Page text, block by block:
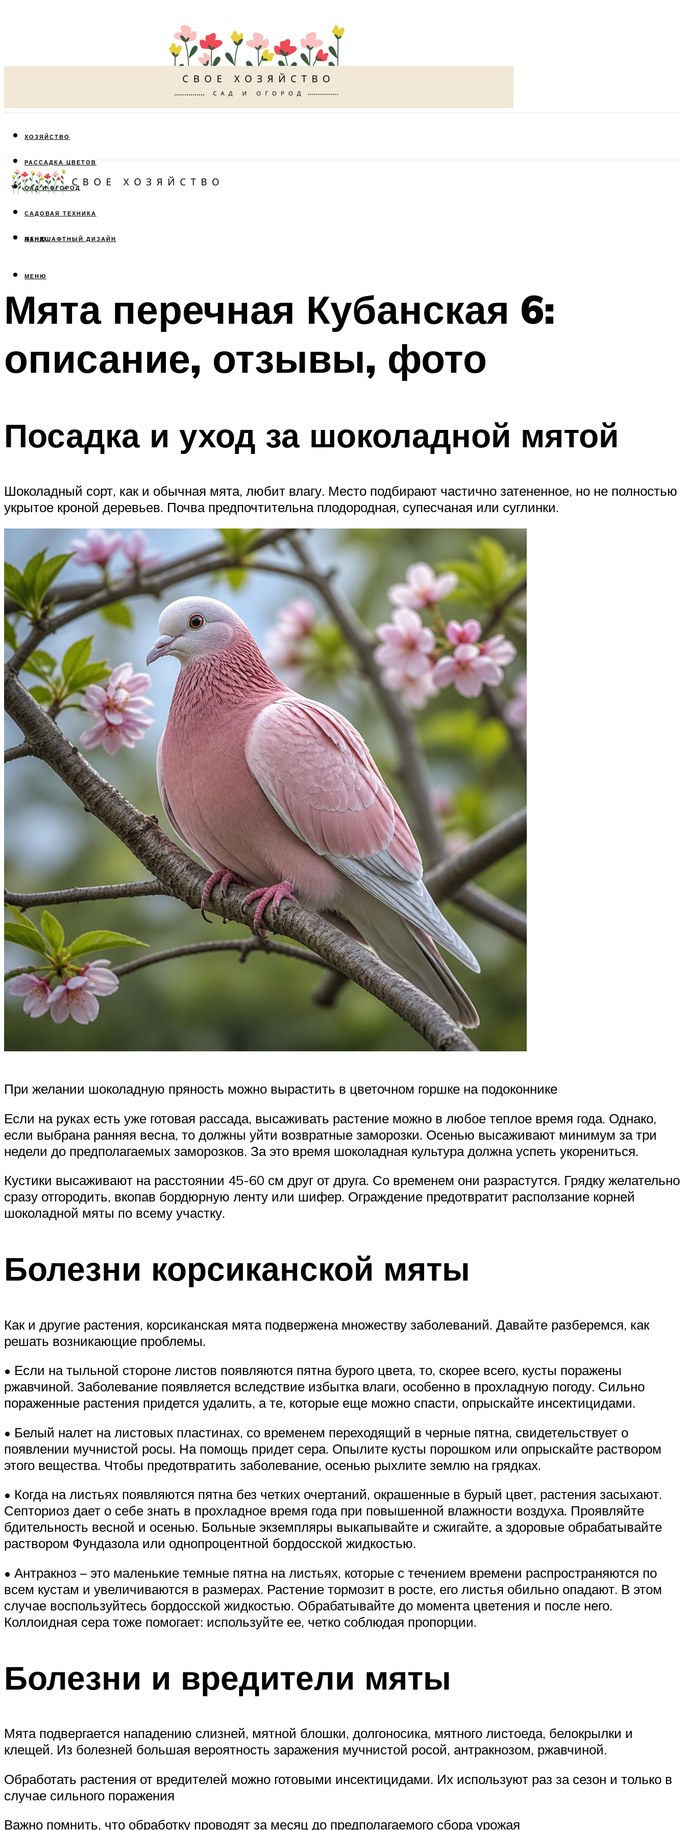
ХОЗЯЙСТВО
РАССАДКА ЦВЕТОВ
САД И ОГОРОД
САДОВАЯ ТЕХНИКА
ЛАНДШАФТНЫЙ ДИЗАЙН
МЕНЮ
МЕНЮ
Мята перечная Кубанская 6:
описание, отзывы, фото
Посадка и уход за шоколадной мятой
Шоколадный сорт, как и обычная мята, любит влагу. Место подбирают частично затененное, но не полностью
укрытое кроной деревьев. Почва предпочтительна плодородная, супесчаная или суглинки.
При желании шоколадную пряность можно вырастить в цветочном горшке на подоконнике
Если на руках есть уже готовая рассада, высаживать растение можно в любое теплое время года. Однако,
если выбрана ранняя весна, то должны уйти возвратные заморозки. Осенью высаживают минимум за три
недели до предполагаемых заморозков. За это время шоколадная культура должна успеть укорениться.
Кустики высаживают на расстоянии 45-60 см друг от друга. Со временем они разрастутся. Грядку желательно
сразу отгородить, вкопав бордюрную ленту или шифер. Ограждение предотвратит расползание корней
шоколадной мяты по всему участку.
Болезни корсиканской мяты
Как и другие растения, корсиканская мята подвержена множеству заболеваний. Давайте разберемся, как
решать возникающие проблемы.
• Если на тыльной стороне листов появляются пятна бурого цвета, то, скорее всего, кусты поражены
ржавчиной. Заболевание появляется вследствие избытка влаги, особенно в прохладную погоду. Сильно
пораженные растения придется удалить, а те, которые еще можно спасти, опрыскайте инсектицидами.
• Белый налет на листовых пластинах, со временем переходящий в черные пятна, свидетельствует о
появлении мучнистой росы. На помощь придет сера. Опылите кусты порошком или опрыскайте раствором
этого вещества. Чтобы предотвратить заболевание, осенью рыхлите землю на грядках.
• Когда на листьях появляются пятна без четких очертаний, окрашенные в бурый цвет, растения засыхают.
Септориоз дает о себе знать в прохладное время года при повышенной влажности воздуха. Проявляйте
бдительность весной и осенью. Больные экземпляры выкапывайте и сжигайте, а здоровые обрабатывайте
раствором Фундазола или однопроцентной бордосской жидкостью.
• Антракноз – это маленькие темные пятна на листьях, которые с течением времени распространяются по
всем кустам и увеличиваются в размерах. Растение тормозит в росте, его листья обильно опадают. В этом
случае воспользуйтесь бордосской жидкостью. Обрабатывайте до момента цветения и после него.
Коллоидная сера тоже помогает: используйте ее, четко соблюдая пропорции.
Болезни и вредители мяты
Мята подвергается нападению слизней, мятной блошки, долгоносика, мятного листоеда, белокрылки и
клещей. Из болезней большая вероятность заражения мучнистой росой, антракнозом, ржавчиной.
Обработать растения от вредителей можно готовыми инсектицидами. Их используют раз за сезон и только в
случае сильного поражения
Важно помнить, что обработку проводят за месяц до предполагаемого сбора урожая